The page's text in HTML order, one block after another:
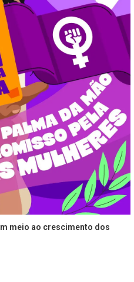
meio ao crescimento dos